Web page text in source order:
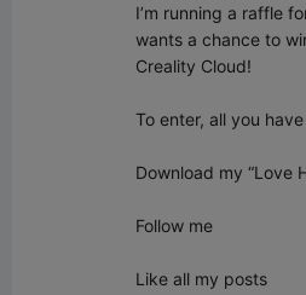
I’m running a raffle
wants a chance to
Creality Cloud!
To enter, all you
Download my “Love
Follow me
Like all my posts